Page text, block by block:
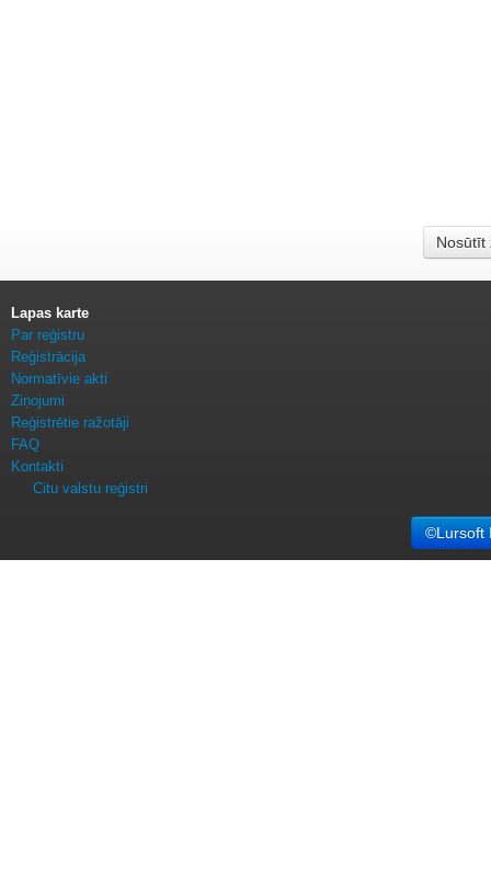
Nosūtīt
Lapas karte
Par reģistru
Reģistrācija
Normatīvie akti
Ziņojumi
Reģistrētie ražotāji
FAQ
Kontakti
Citu valstu reģistri
©Lursoft